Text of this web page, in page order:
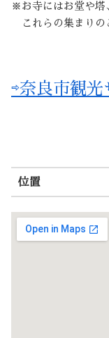
※お寺にはお堂や塔
これらの集まりの
⇨奈良市観光
位置